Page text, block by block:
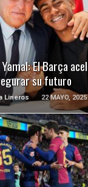
El Barça
su futuro
Lineros 22 MAYO, 2025
LEER MÁS
LEER MÁS